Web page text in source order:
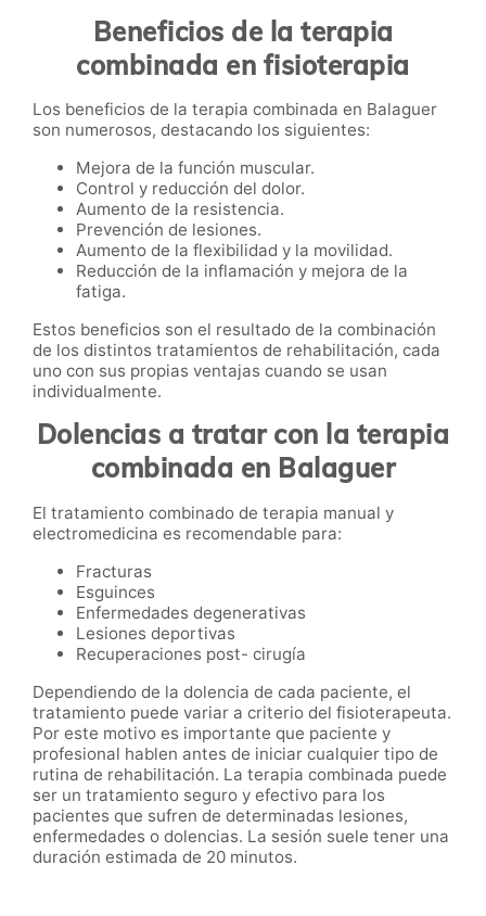
Beneficios de la terapia
combinada en fisioterapia
Los beneficios de la terapia combinada en Balaguer
son numerosos, destacando los siguientes:
Mejora de la función muscular.
Control y reducción del dolor.
Aumento de la resistencia.
Prevención de lesiones.
Aumento de la flexibilidad y la movilidad.
Reducción de la inflamación y mejora de la
fatiga.
Estos beneficios son el resultado de la combinación
de los distintos tratamientos de rehabilitación, cada
uno con sus propias ventajas cuando se usan
individualmente.
Dolencias a tratar con la terapia
combinada en Balaguer
El tratamiento combinado de terapia manual y
electromedicina es recomendable para:
Fracturas
Esguinces
Enfermedades degenerativas
Lesiones deportivas
Recuperaciones post- cirugía
Dependiendo de la dolencia de cada paciente, el
tratamiento puede variar a criterio del fisioterapeuta.
Por este motivo es importante que paciente y
profesional hablen antes de iniciar cualquier tipo de
rutina de rehabilitación. La terapia combinada puede
ser un tratamiento seguro y efectivo para los
pacientes que sufren de determinadas lesiones,
enfermedades o dolencias. La sesión suele tener una
duración estimada de 20 minutos.